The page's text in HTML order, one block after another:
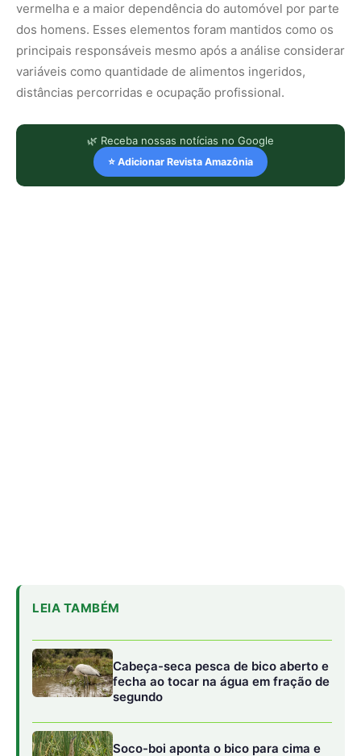
vermelha e a maior dependência do automóvel por parte
dos homens. Esses elementos foram mantidos como os
principais responsáveis mesmo após a análise considerar
variáveis como quantidade de alimentos ingeridos,
distâncias percorridas e ocupação profissional.
🌿 Receba nossas notícias no Google
⭐ Adicionar Revista Amazônia
fêmea
Segundo as autoras, as normas sociais de gênero
desempenham um papel relevante na formação desses
padrões. “A associação entre masculinidade e o consumo
de carne ou o uso do carro tem impacto direto na pegada
de carbono”, afirma Ondine Berland, especialista em